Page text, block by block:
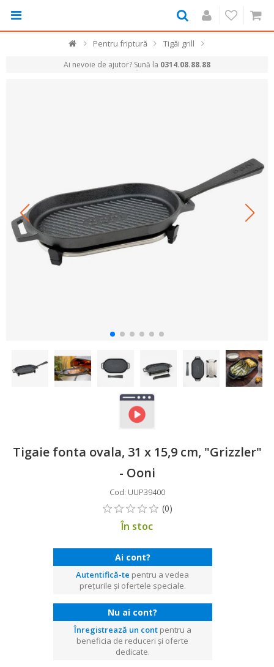
Pentru friptură Tigăi grill
Ai nevoie de ajutor? Sună la 0314.08.88.88
Tigaie fonta ovala, 31 x 15,9 cm, "Grizzler"
- Ooni
Cod: UUP39400
În stoc
Ai cont?
Autentifică-te pentru a vedea
prețurile și ofertele speciale.
Nu ai cont?
Înregistrează un contpentru a
beneficia de reduceri și oferte
dedicate.